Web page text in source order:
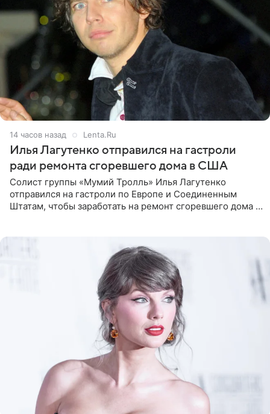
14 часов назад Lenta.Ru
Илья Лагутенко отправился на гастроли
ради ремонта сгоревшего дома в США
Солист группы «Мумий Тролль» Илья Лагутенко
отправился на гастроли по Европе и Соединенным
Штатам, чтобы заработать на ремонт сгоревшего дома в